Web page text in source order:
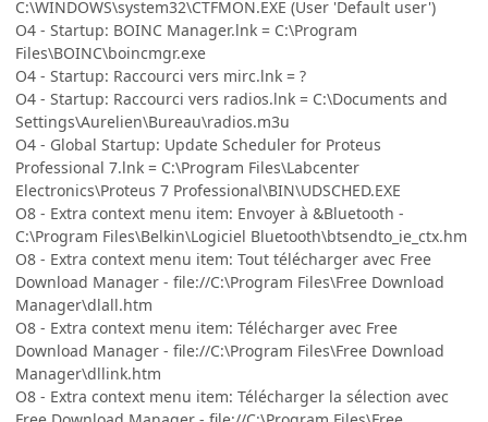
C:\WINDOWS\system32\CTFMON.EXE (User 'Default user')
O4 - Startup: BOINC Manager.lnk = C:\Program
Files\BOINC\boincmgr.exe
O4 - Startup: Raccourci vers mirc.lnk = ?
O4 - Startup: Raccourci vers radios.lnk = C:\Documents and
Settings\Aurelien\Bureau\radios.m3u
O4 - Global Startup: Update Scheduler for Proteus
Professional 7.lnk = C:\Program Files\Labcenter
Electronics\Proteus 7 Professional\BIN\UDSCHED.EXE
O8 - Extra context menu item: Envoyer à &Bluetooth -
C:\Program Files\Belkin\Logiciel Bluetooth\btsendto_ie_ctx.hm
O8 - Extra context menu item: Tout télécharger avec Free
Download Manager - file://C:\Program Files\Free Download
Manager\dlall.htm
O8 - Extra context menu item: Télécharger avec Free
Download Manager - file://C:\Program Files\Free Download
Manager\dllink.htm
O8 - Extra context menu item: Télécharger la sélection avec